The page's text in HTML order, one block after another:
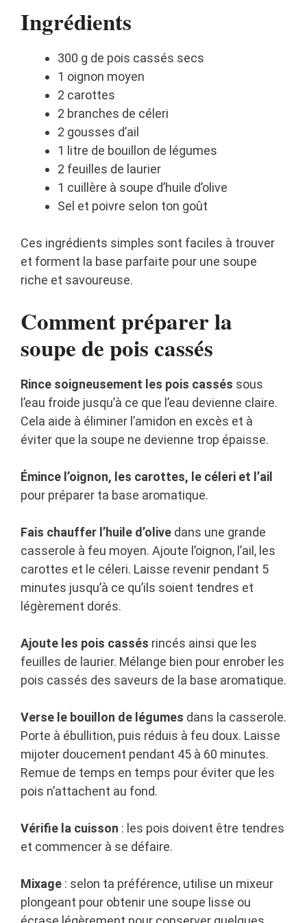
Ingrédients
300 g de pois cassés secs
1 oignon moyen
2 carottes
2 branches de céleri
2 gousses d’ail
1 litre de bouillon de légumes
2 feuilles de laurier
1 cuillère à soupe d’huile d’olive
Sel et poivre selon ton goût
Ces ingrédients simples sont faciles à trouver
et forment la base parfaite pour une soupe
riche et savoureuse.
Comment préparer la
soupe de pois cassés
Rince soigneusement les pois cassés sous
l’eau froide jusqu’à ce que l’eau devienne claire.
Cela aide à éliminer l’amidon en excès et à
éviter que la soupe ne devienne trop épaisse.
Émince l’oignon, les carottes, le céleri et l’ail
pour préparer ta base aromatique.
Fais chauffer l’huile d’olive dans une grande
casserole à feu moyen. Ajoute l’oignon, l’ail, les
carottes et le céleri. Laisse revenir pendant 5
minutes jusqu’à ce qu’ils soient tendres et
légèrement dorés.
Ajoute les pois cassés rincés ainsi que les
feuilles de laurier. Mélange bien pour enrober les
pois cassés des saveurs de la base aromatique.
Verse le bouillon de légumes dans la casserole.
Porte à ébullition, puis réduis à feu doux. Laisse
mijoter doucement pendant 45 à 60 minutes.
Remue de temps en temps pour éviter que les
pois n’attachent au fond.
Vérifie la cuisson : les pois doivent être tendres
et commencer à se défaire.
Mixage : selon ta préférence, utilise un mixeur
plongeant pour obtenir une soupe lisse ou